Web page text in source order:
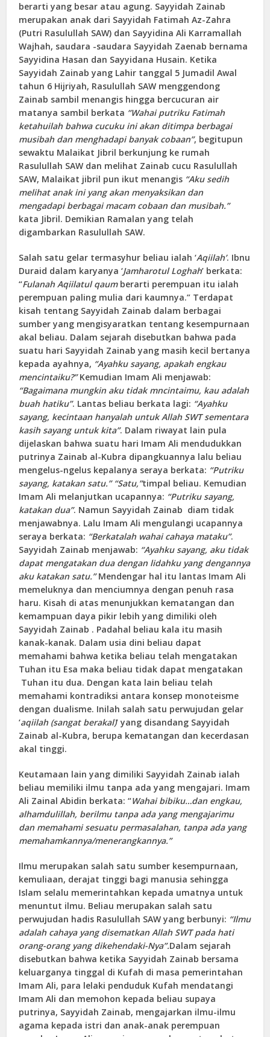
berarti yang besar atau agung. Sayyidah Zainab
merupakan anak dari Sayyidah Fatimah Az-Zahra
(Putri Rasulullah SAW) dan Sayyidina Ali Karramallah
Wajhah, saudara -saudara Sayyidah Zaenab bernama
Sayyidina Hasan dan Sayyidana Husain. Ketika
Sayyidah Zainab yang Lahir tanggal 5 Jumadil Awal
tahun 6 Hijriyah, Rasulullah SAW menggendong
Zainab sambil menangis hingga bercucuran air
matanya sambil berkata “Wahai putriku Fatimah
ketahuilah bahwa cucuku ini akan ditimpa berbagai
musibah dan menghadapi banyak cobaan”, begitupun
sewaktu Malaikat Jibril berkunjung ke rumah
Rasulullah SAW dan melihat Zainab cucu Rasulullah
SAW, Malaikat jibril pun ikut menangis “Aku sedih
melihat anak ini yang akan menyaksikan dan
mengadapi berbagai macam cobaan dan musibah.”
kata Jibril. Demikian Ramalan yang telah
digambarkan Rasulullah SAW.
Salah satu gelar termasyhur beliau ialah ‘Aqiilah’. Ibnu
Duraid dalam karyanya ‘Jamharotul Loghah’ berkata:
“Fulanah Aqiilatul qaum berarti perempuan itu ialah
perempuan paling mulia dari kaumnya.” Terdapat
kisah tentang Sayyidah Zainab dalam berbagai
sumber yang mengisyaratkan tentang kesempurnaan
akal beliau. Dalam sejarah disebutkan bahwa pada
suatu hari Sayyidah Zainab yang masih kecil bertanya
kepada ayahnya, “Ayahku sayang, apakah engkau
mencintaiku?”Kemudian Imam Ali menjawab:
“Bagaimana mungkin aku tidak mncintaimu, kau adalah
buah hatiku”. Lantas beliau berkata lagi: “Ayahku
sayang, kecintaan hanyalah untuk Allah SWT sementara
kasih sayang untuk kita”. Dalam riwayat lain pula
dijelaskan bahwa suatu hari Imam Ali mendudukkan
putrinya Zainab al-Kubra dipangkuannya lalu beliau
mengelus-ngelus kepalanya seraya berkata: “Putriku
sayang, katakan satu.” “Satu,”timpal beliau. Kemudian
Imam Ali melanjutkan ucapannya: “Putriku sayang,
katakan dua”. Namun Sayyidah Zainab diam tidak
menjawabnya. Lalu Imam Ali mengulangi ucapannya
seraya berkata: “Berkatalah wahai cahaya mataku”.
Sayyidah Zainab menjawab: “Ayahku sayang, aku tidak
dapat mengatakan dua dengan lidahku yang dengannya
aku katakan satu.”Mendengar hal itu lantas Imam Ali
memeluknya dan menciumnya dengan penuh rasa
haru. Kisah di atas menunjukkan kematangan dan
kemampuan daya pikir lebih yang dimiliki oleh
Sayyidah Zainab . Padahal beliau kala itu masih
kanak-kanak. Dalam usia dini beliau dapat
memahami bahwa ketika beliau telah mengatakan
Tuhan itu Esa maka beliau tidak dapat mengatakan
Tuhan itu dua. Dengan kata lain beliau telah
memahami kontradiksi antara konsep monoteisme
dengan dualisme. Inilah salah satu perwujudan gelar
‘aqiilah (sangat berakal)’ yang disandang Sayyidah
Zainab al-Kubra, berupa kematangan dan kecerdasan
akal tinggi.
Keutamaan lain yang dimiliki Sayyidah Zainab ialah
beliau memiliki ilmu tanpa ada yang mengajari. Imam
Ali Zainal Abidin berkata: “Wahai bibiku…dan engkau,
alhamdulillah, berilmu tanpa ada yang mengajarimu
dan memahami sesuatu permasalahan, tanpa ada yang
memahamkannya/menerangkannya.”
Ilmu merupakan salah satu sumber kesempurnaan,
kemuliaan, derajat tinggi bagi manusia sehingga
Islam selalu memerintahkan kepada umatnya untuk
menuntut ilmu. Beliau merupakan salah satu
perwujudan hadis Rasulullah SAW yang berbunyi: “Ilmu
adalah cahaya yang disematkan Allah SWT pada hati
orang-orang yang dikehendaki-Nya”.Dalam sejarah
disebutkan bahwa ketika Sayyidah Zainab bersama
keluarganya tinggal di Kufah di masa pemerintahan
Imam Ali, para lelaki penduduk Kufah mendatangi
Imam Ali dan memohon kepada beliau supaya
putrinya, Sayyidah Zainab, mengajarkan ilmu-ilmu
agama kepada istri dan anak-anak perempuan